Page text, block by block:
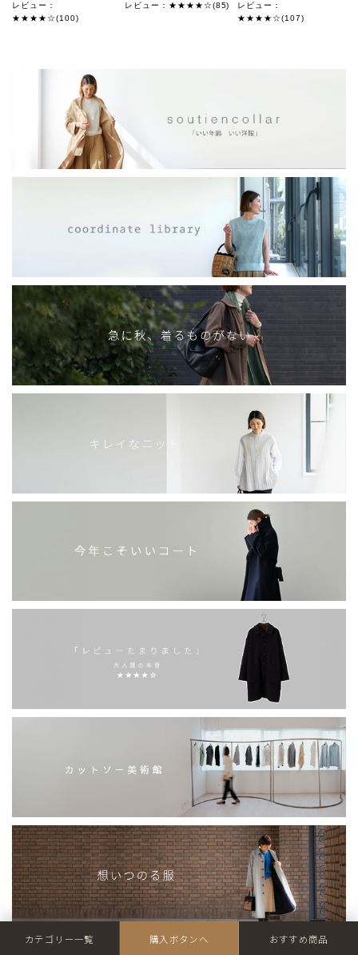
レビュー：
★★★★☆(100)
レビュー：★★★★☆(85)
レビュー：
★★★★☆(107)
カテゴリー一覧 購入ボタンへ おすすめ商品